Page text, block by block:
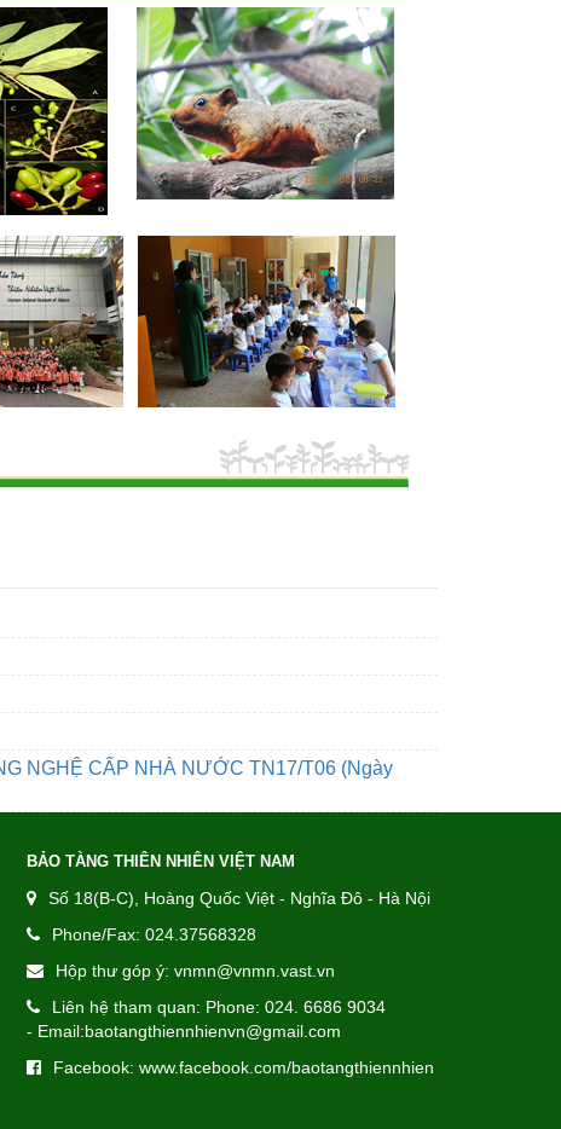
NGHỆ CẤP NHÀ NƯỚC TN17/T06 (Ngày
BẢO TÀNG THIÊN NHIÊN VIỆT NAM
Số 18(B-C), Hoàng Quốc Việt - Nghĩa Đô - Hà Nội
Phone/Fax: 024.37568328
Hộp thư góp ý: vnmn@vnmn.vast.vn
Liên hệ tham quan: Phone: 024. 6686 9034
- Email:baotangthiennhienvn@gmail.com
Facebook: www.facebook.com/baotangthiennhien